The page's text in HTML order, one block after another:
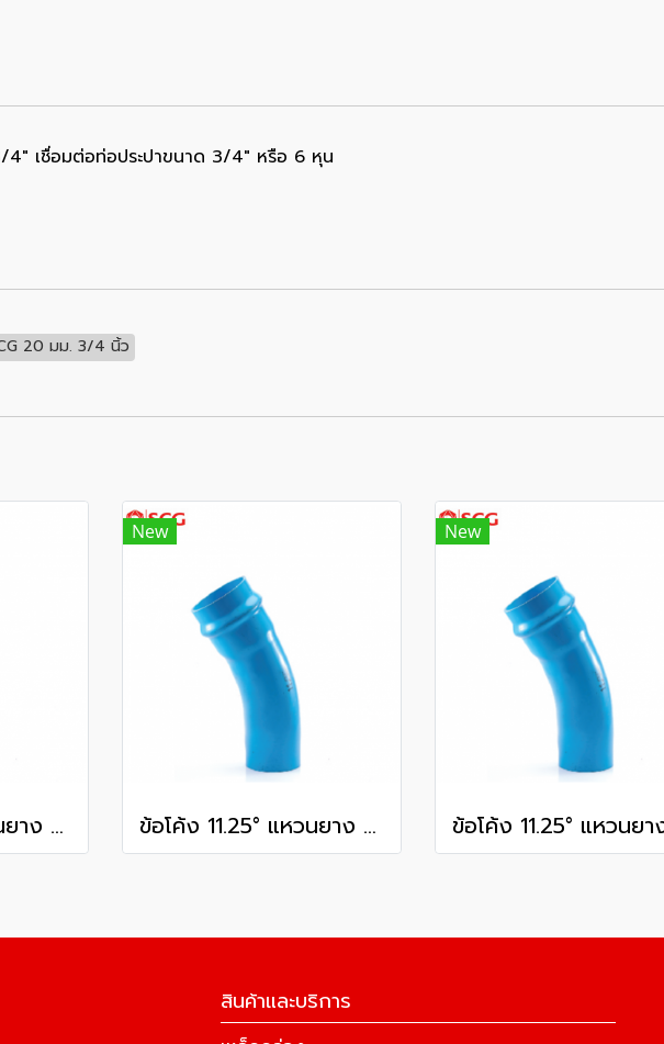
เชื่อมต่อท่อประปาขนาด 3/4" หรือ 6 หุน
20 มม. 3/4 นิ้ว
ข้อโค้ง 11.25° แหวนยาง ES1 SCG ขนาด 350 มม. (14 นิ้ว ) ชั้น 13.5
New
ข้อโค้ง 11.25° แหวนยาง ES1 SCG ขนาด 300 มม. (12 นิ้ว ) ชั้น 13.5
New
สินค้าและบริการ